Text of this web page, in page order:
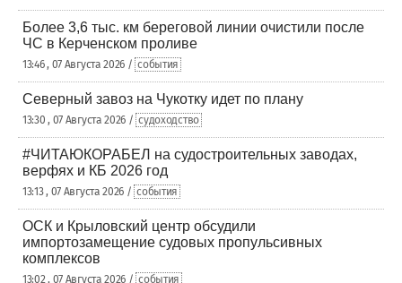
Более 3,6 тыс. км береговой линии очистили после
ЧС в Керченском проливе
13:46 , 07 Августа 2026 / события
Северный завоз на Чукотку идет по плану
13:30 , 07 Августа 2026 / судоходство
#ЧИТАЮКОРАБЕЛ на судостроительных заводах,
верфях и КБ 2026 год
13:13 , 07 Августа 2026 / события
ОСК и Крыловский центр обсудили
импортозамещение судовых пропульсивных
комплексов
13:02 , 07 Августа 2026 / события